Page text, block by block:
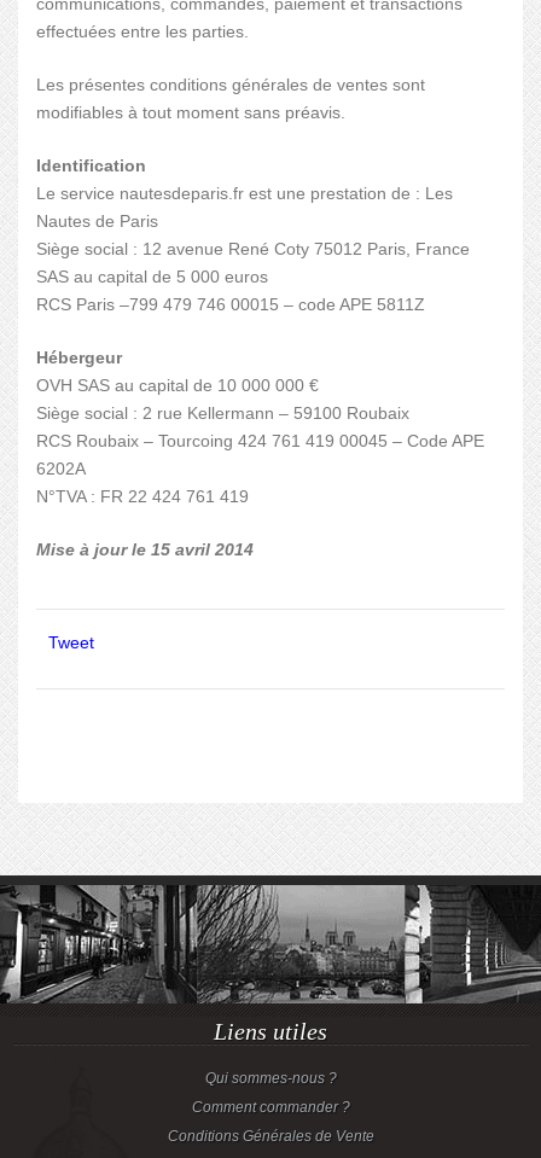
effectuées entre les parties.
Les présentes conditions générales de ventes sont
modifiables à tout moment sans préavis.
Identification
Le service nautesdeparis.fr est une prestation de : Les
Nautes de Paris
Siège social : 12 avenue René Coty 75012 Paris, France
SAS au capital de 5 000 euros
RCS Paris –799 479 746 00015 – code APE 5811Z
Hébergeur
OVH SAS au capital de 10 000 000 €
Siège social : 2 rue Kellermann – 59100 Roubaix
RCS Roubaix – Tourcoing 424 761 419 00045 – Code APE
6202A
N°TVA : FR 22 424 761 419
Mise à jour le 15 avril 2014
Tweet
Liens utiles
Qui sommes-nous ?
Comment commander ?
Conditions Générales de Vente